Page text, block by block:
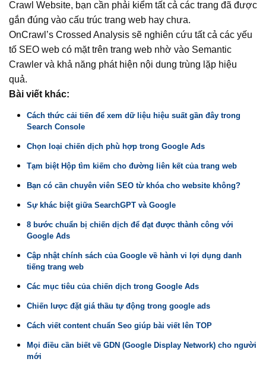
Crawl Website, bạn cần phải kiểm tất cả các trang đã được
gắn đúng vào cấu trúc trang web hay chưa.
OnCrawl’s Crossed Analysis sẽ nghiên cứu tất cả các yếu
tố SEO web có mặt trên trang web nhờ vào Semantic
Crawler và khả năng phát hiện nội dung trùng lặp hiệu
quả.
Bài viết khác:
Cách thức cải tiến để xem dữ liệu hiệu suất gần đây trong
Search Console
Chọn loại chiến dịch phù hợp trong Google Ads
Tạm biệt Hộp tìm kiếm cho đường liên kết của trang web
Bạn có cần chuyên viên SEO từ khóa cho website không?
Sự khác biệt giữa SearchGPT và Google
8 bước chuẩn bị chiến dịch để đạt được thành công với
Google Ads
Cập nhật chính sách của Google về hành vi lợi dụng danh
tiếng trang web
Các mục tiêu của chiến dịch trong Google Ads
Chiến lược đặt giá thầu tự động trong google ads
Cách viết content chuẩn Seo giúp bài viết lên TOP
Mọi điều cần biết về GDN (Google Display Network) cho người
mới